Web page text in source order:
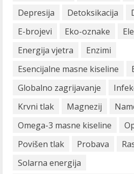
Depresija
Detoksikacija
E-brojevi
Eko-oznake
Energija vjetra
Enzimi
Esencijalne masne kiseline
Globalno zagrijavanje
Krvni tlak
Magnezij
Omega-3 masne kiseline
Povišen tlak
Probava
Solarna energija